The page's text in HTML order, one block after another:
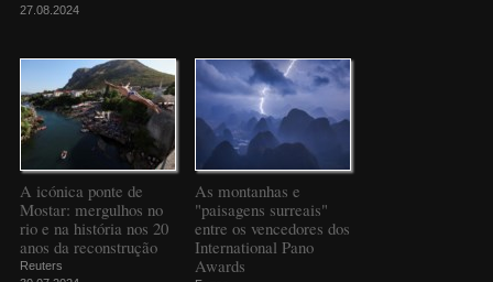
27.08.2024
A icónica ponte de
Mostar: mergulhos no
rio e na história nos 20
anos da reconstrução
Reuters
As montanhas e
"paisagens surreais"
entre os vencedores dos
International Pano
Awards